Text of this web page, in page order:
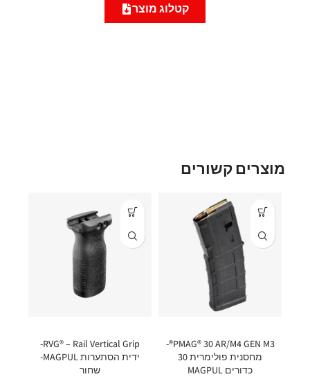
קטלוג מוצר
מוצרים קשורים
PMAG® 30 AR/M4 GEN M3®-
מחסנית פולימרית 30
כדורים MAGPUL
RVG® – Rail Vertical Grip-
ידית הסתערות MAGPUL-
שחור